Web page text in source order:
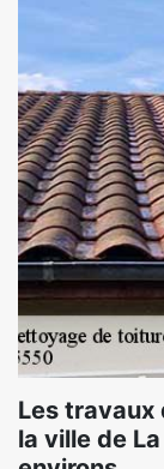
Les travaux
la ville de